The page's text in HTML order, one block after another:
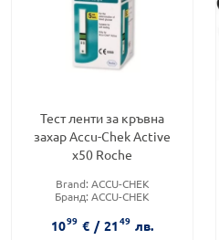
Тест ленти за кръвна
захар Accu-Chek Active
х50 Roche
Brand: ACCU-CHEK
Бранд: ACCU-CHEK
1099 € / 2149 лв.